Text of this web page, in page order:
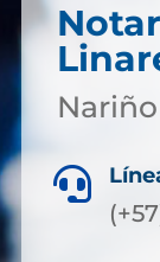
Nariño
